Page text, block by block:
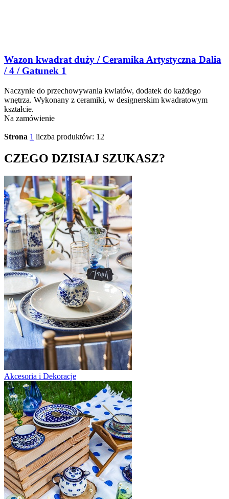
Wazon kwadrat duży / Ceramika Artystyczna Dalia
/ 4 / Gatunek 1
Naczynie do przechowywania kwiatów, dodatek do każdego
wnętrza. Wykonany z ceramiki, w designerskim kwadratowym
kształcie.
Na zamówienie
Strona 1 liczba produktów: 12
CZEGO DZISIAJ SZUKASZ?
Akcesoria i Dekoracje